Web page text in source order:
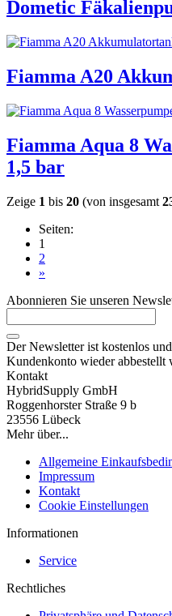
Dometic
Fiamma A20
Fiamma Aqua 8
1,5 bar
Zeige 1 bis 20 (von insgesamt
Seiten:
1
2
»
Abonnieren Sie unseren
Der Newsletter ist kostenlos
Kundenkonto wieder abbestellt
Kontakt
HybridSupply GmbH
Roggenhorster Straße 9 b
23556 Lübeck
Mehr über...
Allgemeine
Impressum
Kontakt
Cookie Einstellungen
Informationen
Service
Rechtliches